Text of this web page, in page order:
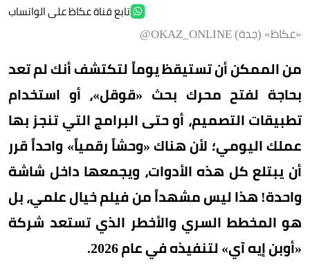
تابع قناة عكاظ على الواتساب
«عكاظ» (جدة) OKAZ_ONLINE@
من الممكن أن تستيقظ يوماً لتكتشف أنك لم تعد
بحاجة لفتح محرك بحث «قوقل»، أو استخدام
تطبيقات التصميم، أو حتى البرامج التي تنجز بها
عملك اليومي؛ لأن هناك «وحشاً رقمياً» واحداً قرر
أن يبتلع كل هذه الأدوات، ويجمعها داخل شاشة
واحدة! هذا ليس مشهداً من فيلم خيال علمي، بل
هو المخطط السري والأخطر الذي تستعد شركة
«أوبن إيه آي» لتنفيذه في عام 2026.